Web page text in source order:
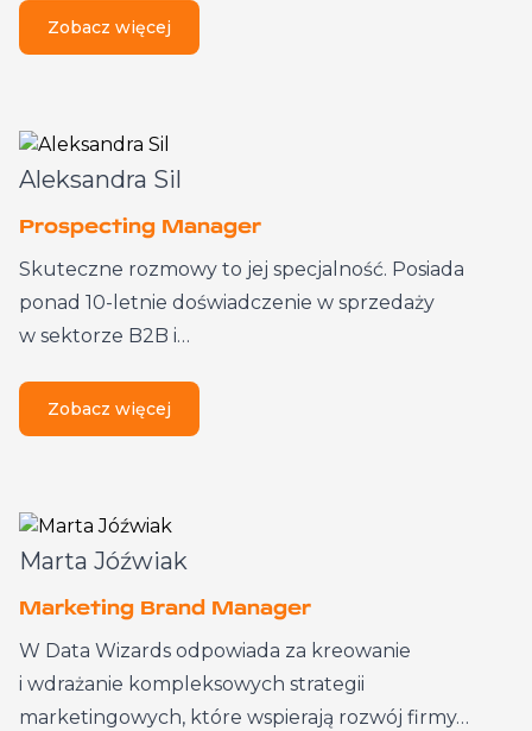
Zobacz więcej
Aleksandra Sil
Prospecting Manager
Skuteczne rozmowy to jej specjalność. Posiada
ponad 10-letnie doświadczenie w sprzedaży
w sektorze B2B i…
Zobacz więcej
Marta Jóźwiak
Marketing Brand Manager
W Data Wizards odpowiada za kreowanie
i wdrażanie kompleksowych strategii
marketingowych, które wspierają rozwój firmy…